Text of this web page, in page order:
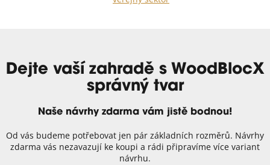
Dejte vaší zahradě s WoodBlocX
správný tvar
Naše návrhy zdarma vám jistě bodnou!
Od vás budeme potřebovat jen pár základních rozměrů. Návrhy
zdarma vás nezavazují ke koupi a rádi připravíme více variant
návrhu.